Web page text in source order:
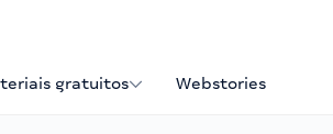
gratuitos Webstories